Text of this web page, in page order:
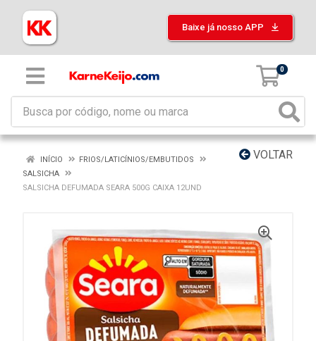
Baixe já nosso APP
0
VOLTAR
INÍCIO
FRIOS/LATICÍNIOS/EMBUTIDOS
SALSICHA
SALSICHA DEFUMADA SEARA 500G CAIXA 12UND